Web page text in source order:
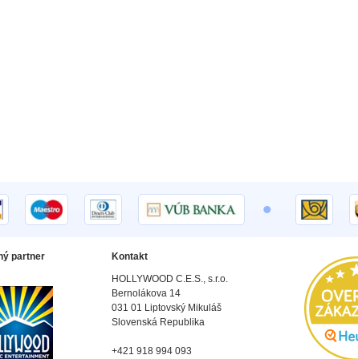
•
partner
Kontakt
HOLLYWOOD C.E.S., s.r.o.
Bernolákova 14
031 01 Liptovský Mikuláš
Slovenská Republika
+421 918 994 093